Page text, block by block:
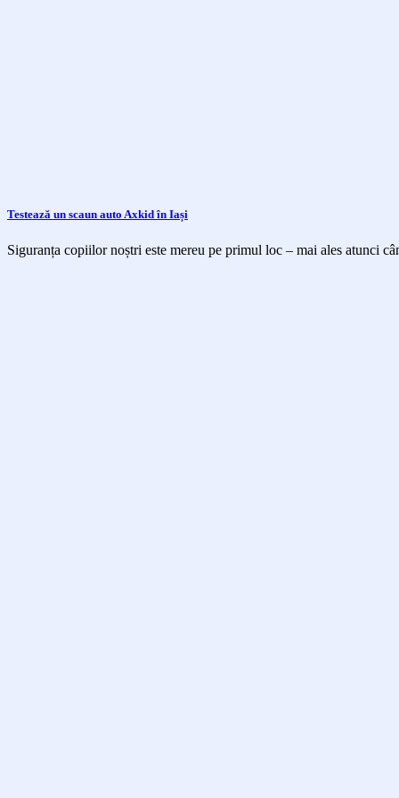
Testează un scaun auto Axkid în Iași
Siguranța copiilor noștri este mereu pe primul loc – mai ales atunci